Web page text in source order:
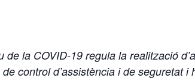
la COVID-19 regula la realització
control d’assistència i de seguretat